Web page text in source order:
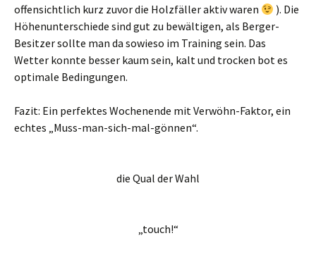
offensichtlich kurz zuvor die Holzfäller aktiv waren
). Die
Höhenunterschiede sind gut zu bewältigen, als Berger-
Besitzer sollte man da sowieso im Training sein. Das
Wetter konnte besser kaum sein, kalt und trocken bot es
optimale Bedingungen.
Fazit: Ein perfektes Wochenende mit Verwöhn-Faktor, ein
echtes „Muss-man-sich-mal-gönnen“.
die Qual der Wahl
„touch!“